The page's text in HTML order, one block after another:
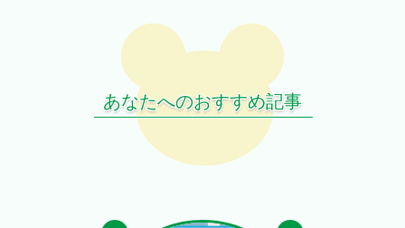
あなたへのおすすめ記事